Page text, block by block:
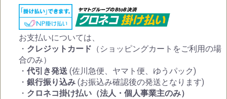
お支払いについては、
・ クレジットカード （ショッピングカートをご利用の場
合のみ）
・代引き発送 (佐川急便、ヤマト便、ゆうパック)
・銀行振り込み (お振込み確認後の発送となります)
・ クロネコ掛け払い（法人・個人事業主のみ）